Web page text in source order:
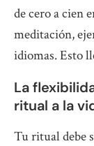
de cero a cien
meditación,
idiomas. Esto
La
ritual a la
Tu ritual debe